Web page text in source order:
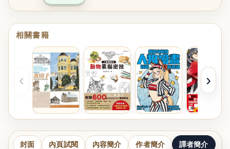
相關書籍
‹ ›
封面 內頁試閱 內容簡介 作者簡介 譯者簡介